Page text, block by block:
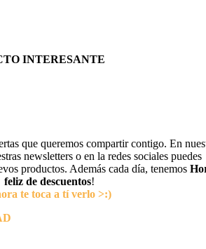
INTERESANTE
que queremos compartir contigo. En
newsletters o en la redes sociales puedes
productos. Además cada día, tenemos
feliz de descuentos!
te toca a tí verlo >:)